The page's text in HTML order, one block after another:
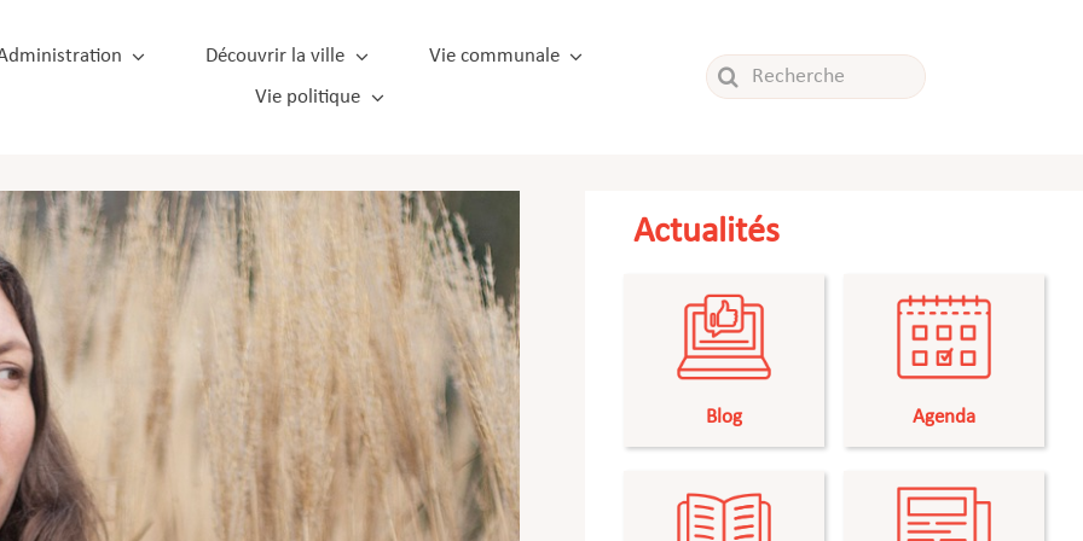
Découvrir la ville
Vie communale
Vie politique
Rechercher:
Actualités
Blog Agenda